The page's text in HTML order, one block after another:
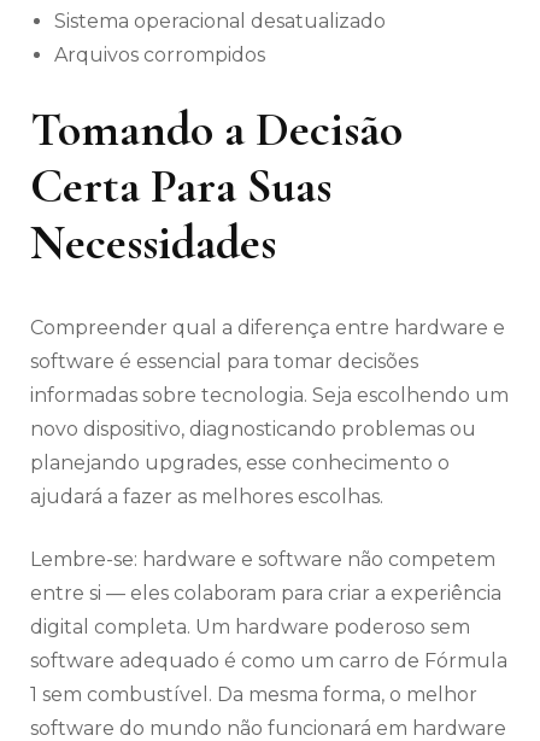
Sistema operacional desatualizado
Arquivos corrompidos
Tomando a Decisão
Certa Para Suas
Necessidades
Compreender qual a diferença entre hardware e
software é essencial para tomar decisões
informadas sobre tecnologia. Seja escolhendo um
novo dispositivo, diagnosticando problemas ou
planejando upgrades, esse conhecimento o
ajudará a fazer as melhores escolhas.
Lembre-se: hardware e software não competem
entre si — eles colaboram para criar a experiência
digital completa. Um hardware poderoso sem
software adequado é como um carro de Fórmula
1 sem combustível. Da mesma forma, o melhor
software do mundo não funcionará em hardware